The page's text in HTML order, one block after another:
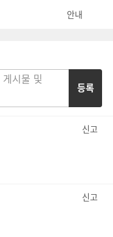
안내
등록
신고
신고